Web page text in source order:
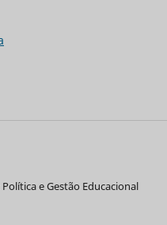
e Gestão Educacional